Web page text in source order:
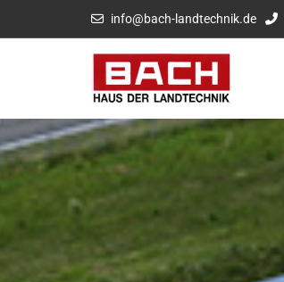
info@bach-landtechnik.de